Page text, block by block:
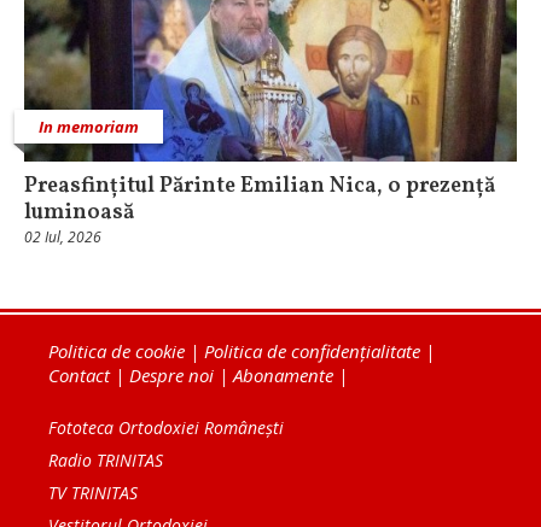
In memoriam
Preasfințitul Părinte Emilian Nica, o prezență
luminoasă
02 Iul, 2026
Politica de cookie | Politica de confidențialitate |
Contact| Despre noi |Abonamente |
Fototeca Ortodoxiei Românești
Radio TRINITAS
TV TRINITAS